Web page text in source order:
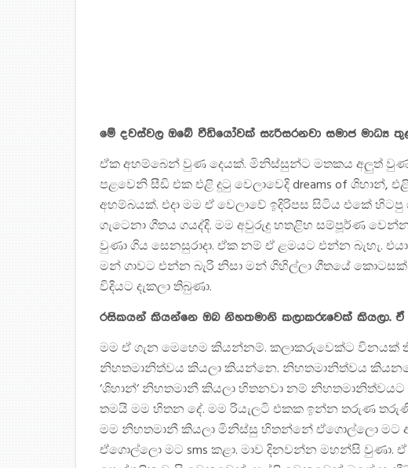
මේ දවස්වල ඔබේ වීඩියෝවක් සැරිසරනවා සමාජ මාධ්‍ය
ඒක අහම්බෙන් වුණ දෙයක්. මිනිස්සුන්ට මතකය අලුත්
පළවෙනි සීඩි එක එළි දුටු වෙලාවෙදි dreams of ශිහාන්,
අහම්බයක්. එදා මම ඒ වෙලාවේ ඉදිරිපස සිටිය එකේ
ගැටෙනා ගීතය ගයද්දි. මම අවුරුදු හතළිහ සම්පූර්ණ
වුණා ගිය සෙනසුරාදා. ඒක නම් ඒ ළමයට එන්න බැහැ.
මන් ගාවට එන්න බැරි නිසා මන් ගිහිල්ලා ගීතයේ
විදියට දැකලා තිබුණා.
රසිකයන් කියන්නෙ ඔබ නිහතමානි කලාකරුවෙක් කියලා. ඒ
මම ඒ ගැන මෙහෙම කියන්නම්. කලාකරුවෙක්ට
නිහතමානිත්වය කියලා කියන්නෙ. නිහතමානිත්වය
‘ශිහාන්‘ නිහතමානී කියලා හිතනවා නම්
තමයි මම හිතන දේ. මම රියැලටි එකක ඉන්න තරුණ
මම නිහතමානී කියලා මිනිස්සු හිතන්නේ ඒගොල්ලො මට
ඒගොල්ලො මට sms කළා. මාව දිනවන්න මහන්සි වුණා.